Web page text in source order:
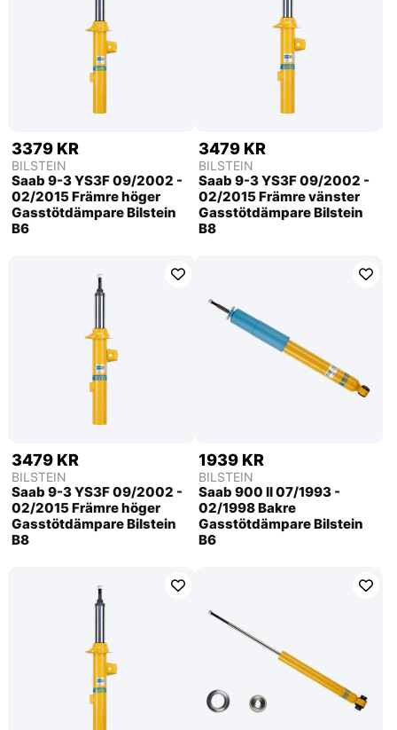
3379 KR
BILSTEIN
Saab 9-3 YS3F 09/2002 -
02/2015 Främre höger
Gasstötdämpare Bilstein
B6
3479 KR
BILSTEIN
Saab 9-3 YS3F 09/2002 -
02/2015 Främre vänster
Gasstötdämpare Bilstein
B8
3479 KR
BILSTEIN
Saab 9-3 YS3F 09/2002 -
02/2015 Främre höger
Gasstötdämpare Bilstein
B8
1939 KR
BILSTEIN
Saab 900 ll 07/1993 -
02/1998 Bakre
Gasstötdämpare Bilstein
B6